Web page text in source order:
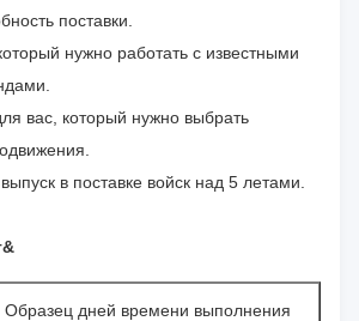
поставки.
нужно работать с известными
вас, который нужно выбрать
в поставке войск над 5 летами.
Образец дней времени выполнения